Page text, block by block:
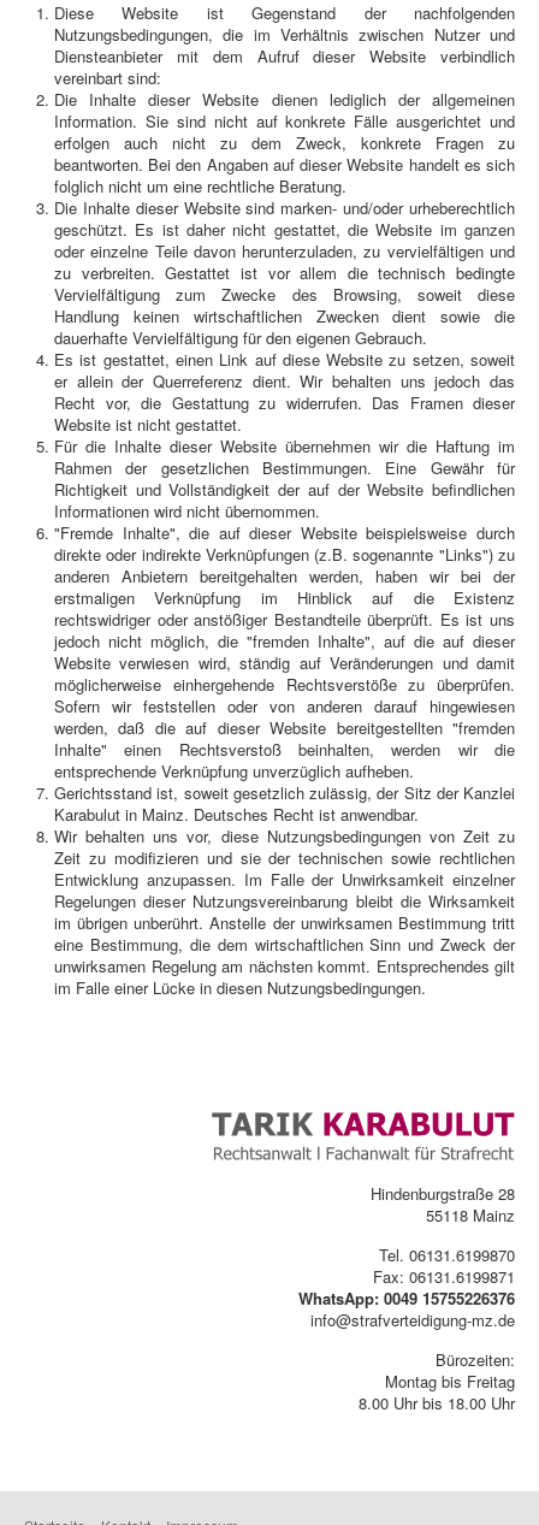
Diese Website ist Gegenstand der nachfolgenden
Nutzungsbedingungen, die im Verhältnis zwischen Nutzer und
Diensteanbieter mit dem Aufruf dieser Website verbindlich
vereinbart sind:
Die Inhalte dieser Website dienen lediglich der allgemeinen
Information. Sie sind nicht auf konkrete Fälle ausgerichtet und
erfolgen auch nicht zu dem Zweck, konkrete Fragen zu
beantworten. Bei den Angaben auf dieser Website handelt es sich
folglich nicht um eine rechtliche Beratung.
Die Inhalte dieser Website sind marken- und/oder urheberechtlich
geschützt. Es ist daher nicht gestattet, die Website im ganzen
oder einzelne Teile davon herunterzuladen, zu vervielfältigen und
zu verbreiten. Gestattet ist vor allem die technisch bedingte
Vervielfältigung zum Zwecke des Browsing, soweit diese
Handlung keinen wirtschaftlichen Zwecken dient sowie die
dauerhafte Vervielfältigung für den eigenen Gebrauch.
Es ist gestattet, einen Link auf diese Website zu setzen, soweit
er allein der Querreferenz dient. Wir behalten uns jedoch das
Recht vor, die Gestattung zu widerrufen. Das Framen dieser
Website ist nicht gestattet.
Für die Inhalte dieser Website übernehmen wir die Haftung im
Rahmen der gesetzlichen Bestimmungen. Eine Gewähr für
Richtigkeit und Vollständigkeit der auf der Website befindlichen
Informationen wird nicht übernommen.
"Fremde Inhalte", die auf dieser Website beispielsweise durch
direkte oder indirekte Verknüpfungen (z.B. sogenannte "Links") zu
anderen Anbietern bereitgehalten werden, haben wir bei der
erstmaligen Verknüpfung im Hinblick auf die Existenz
rechtswidriger oder anstößiger Bestandteile überprüft. Es ist uns
jedoch nicht möglich, die "fremden Inhalte", auf die auf dieser
Website verwiesen wird, ständig auf Veränderungen und damit
möglicherweise einhergehende Rechtsverstöße zu überprüfen.
Sofern wir feststellen oder von anderen darauf hingewiesen
werden, daß die auf dieser Website bereitgestellten "fremden
Inhalte" einen Rechtsverstoß beinhalten, werden wir die
entsprechende Verknüpfung unverzüglich aufheben.
Gerichtsstand ist, soweit gesetzlich zulässig, der Sitz der Kanzlei
Karabulut in Mainz. Deutsches Recht ist anwendbar.
Wir behalten uns vor, diese Nutzungsbedingungen von Zeit zu
Zeit zu modifizieren und sie der technischen sowie rechtlichen
Entwicklung anzupassen. Im Falle der Unwirksamkeit einzelner
Regelungen dieser Nutzungsvereinbarung bleibt die Wirksamkeit
im übrigen unberührt. Anstelle der unwirksamen Bestimmung tritt
eine Bestimmung, die dem wirtschaftlichen Sinn und Zweck der
unwirksamen Regelung am nächsten kommt. Entsprechendes gilt
im Falle einer Lücke in diesen Nutzungsbedingungen.
Hindenburgstraße 28
55118 Mainz
Tel. 06131.6199870
Fax: 06131.6199871
WhatsApp: 0049 15755226376
info@strafverteidigung-mz.de
Bürozeiten:
Montag bis Freitag
8.00 Uhr bis 18.00 Uhr